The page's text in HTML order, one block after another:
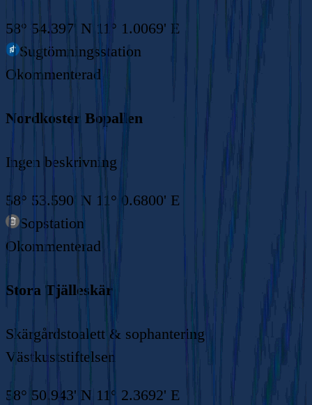
58° 54.397' N 11° 1.0069' E
Sugtömningsstation
Okommenterad
Nordkoster Bopallen
Ingen beskrivning
58° 53.590' N 11° 0.6800' E
Sopstation
Okommenterad
Stora Tjälleskär
Skärgårdstoalett & sophantering
Västkuststiftelsen
58° 50.943' N 11° 2.3692' E